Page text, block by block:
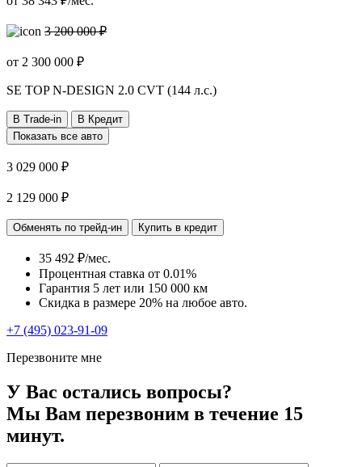
3 200 000 ₽
от 2 300 000 ₽
SE TOP N-DESIGN 2.0 CVT (144 л.с.)
В Trade-in
В Кредит
Показать все авто
3 029 000 ₽
2 129 000 ₽
Обменять по трейд-ин Купить в кредит
35 492 ₽/мес.
Процентная ставка от 0.01%
Гарантия 5 лет или 150 000 км
Скидка в размере 20% на любое авто.
+7 (495) 023-91-09
Перезвоните мне
У Вас остались вопросы?
Мы Вам перезвоним в течение 15
минут.